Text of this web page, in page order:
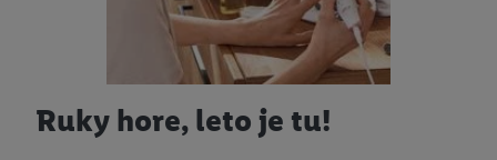
Ruky hore, leto je tu!